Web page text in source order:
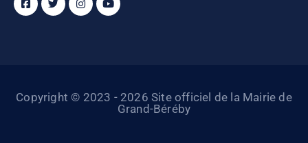
Copyright © 2023 - 2026 Site officiel de la Mairie de
Grand-Béréby